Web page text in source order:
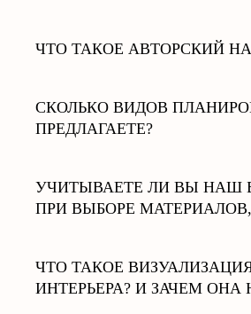
ЧТО ТАКОЕ АВТОРСКИЙ
СКОЛЬКО ВИДОВ
ПРЕДЛАГАЕТЕ?
УЧИТЫВАЕТЕ ЛИ ВЫ НАШ
ПРИ ВЫБОРЕ
ЧТО ТАКОЕ
ИНТЕРЬЕРА? И ЗАЧЕМ ОНА